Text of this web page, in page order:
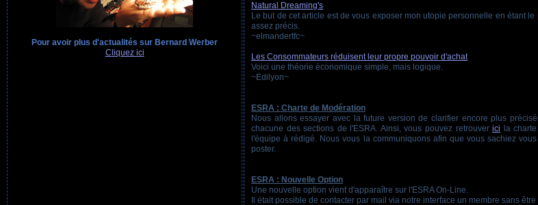
Pour avoir plus d'actualités sur Bernard Werber
Cliquez ici
Natural Dreaming's
Le but de cet article est de vous exposer mon utopie personnelle en étant
assez précis.
~elmandertfc~
Les Consommateurs réduisent leur propre pouvoir d'achat
Voici une théorie économique simple, mais logique.
~Edilyon~
ESRA : Charte de Modération
Nous allons essayer avec la future version de clarifier encore plus
chacune des sections de l'ESRA. Ainsi, vous pouvez retrouverici la
l'équipe à rédigé. Nous vous la communiquons afin que vous sachiez
poster.
ESRA : Nouvelle Option
Une nouvelle option vient d'apparaître sur l'ESRA On-Line.
Il était possible de contacter par mail via notre interface un membre sans